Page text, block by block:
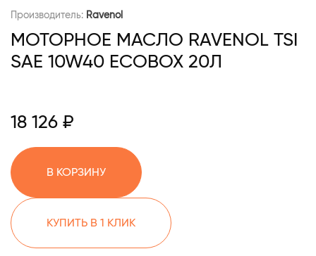
Производитель: Ravenol
МОТОРНОЕ МАСЛО RAVENOL TSI
SAE 10W40 ECOBOX 20Л
18 126 ₽
В КОРЗИНУ
КУПИТЬ В 1 КЛИК